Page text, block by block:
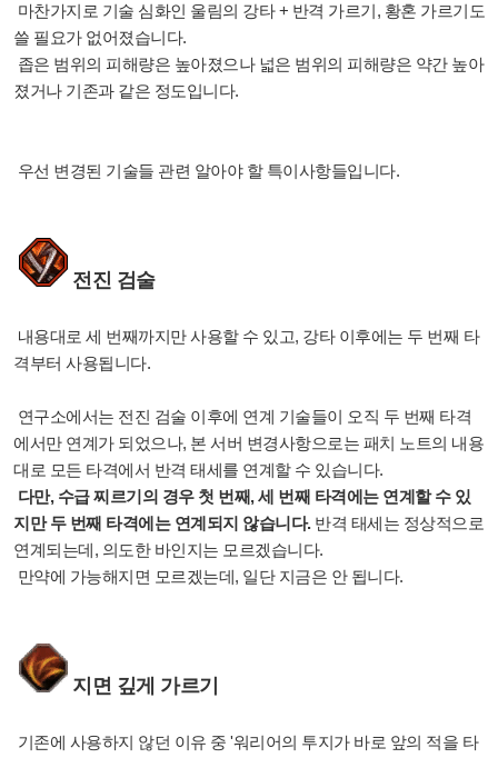
마찬가지로 기술 심화인 울림의 강타 + 반격 가르기, 황혼 가르기도
쓸 필요가 없어졌습니다.
좁은 범위의 피해량은 높아졌으나 넓은 범위의 피해량은 약간 높아
졌거나 기존과 같은 정도입니다.
우선 변경된 기술들 관련 알아야 할 특이사항들입니다.
전진 검술
내용대로 세 번째까지만 사용할 수 있고, 강타 이후에는 두 번째 타
격부터 사용됩니다.
연구소에서는 전진 검술 이후에 연계 기술들이 오직 두 번째 타격
에서만 연계가 되었으나, 본 서버 변경사항으로는 패치 노트의 내용
대로 모든 타격에서 반격 태세를 연계할 수 있습니다.
다만, 수급 찌르기의 경우 첫 번째, 세 번째 타격에는 연계할 수 있
지만 두 번째 타격에는 연계되지 않습니다.반격 태세는 정상적으로
연계되는데, 의도한 바인지는 모르겠습니다.
만약에 가능해지면 모르겠는데, 일단 지금은 안 됩니다.
지면 깊게 가르기
기존에 사용하지 않던 이유 중 '워리어의 투지가 바로 앞의 적을 타